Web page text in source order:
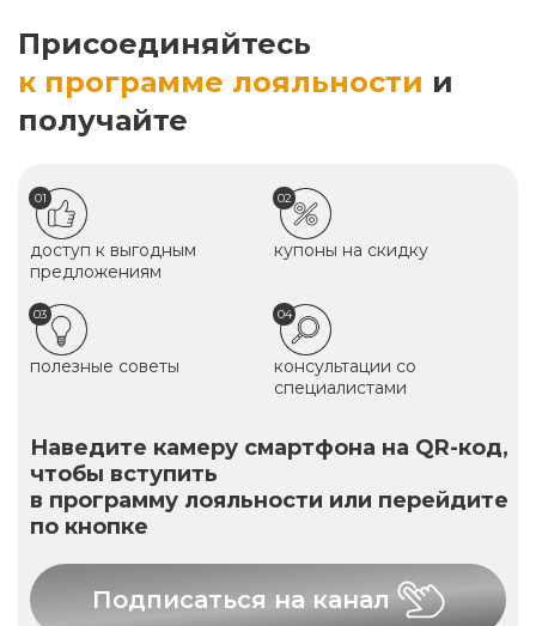
Присоединяйтесь
к программе лояльности и
получайте
01
доступ к выгодным
предложениям
02
купоны на скидку
03
полезные советы
04
консультации со
специалистами
Наведите камеру смартфона на QR-код,
чтобы вступить
в программу лояльности или перейдите
по кнопке
Подписаться на канал